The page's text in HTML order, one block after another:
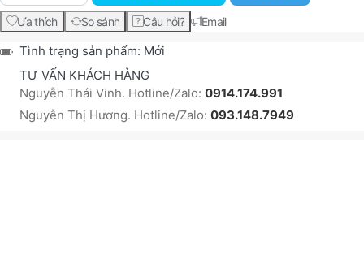
Ưa thích So sánh Câu hỏi? Email
Tình trạng sản phẩm: Mới
TƯ VẤN KHÁCH HÀNG
Nguyễn Thái Vinh. Hotline/Zalo: 0914.174.991
Nguyễn Thị Hương. Hotline/Zalo: 093.148.7949